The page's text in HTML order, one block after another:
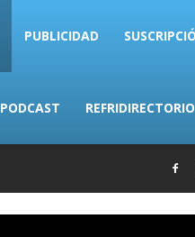
PUBLICIDAD
PODCAST REFRIDIRECTORIO